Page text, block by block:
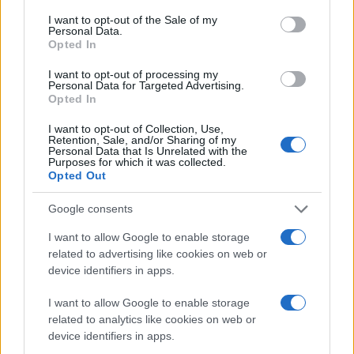
consent section.
I want to opt-out of the Sale of my
Personal Data.
Opted In
I want to opt-out of processing my
Personal Data for Targeted Advertising.
Opted In
I want to opt-out of Collection, Use,
Retention, Sale, and/or Sharing of my
Personal Data that Is Unrelated with the
Purposes for which it was collected.
Opted Out
Google consents
I want to allow Google to enable storage
related to advertising like cookies on web or
device identifiers in apps.
I want to allow Google to enable storage
related to analytics like cookies on web or
device identifiers in apps.
κατάφεραν να εντοπίσουν τον πρώτο εκλεκτικό
ανταγωνιστή α2B-adrenoceptors παγκοσμίως. Το
μόριο αυτό αποτέλεσε τη βάση για το ADRIANA, το
οποίο σε πειράματα σε ζώα έδειξε ισχυρή
αποτελεσματικότητα και καλή ανοχή.
Η μετάβαση από τις προκλινικές μελέτες στις δοκιμές
Hospital πραγματοποιήθηκαν δύο στάδια κλινικών
ερευνών. Στην πρώτη φάση, σε υγιείς εθελοντές,
σε ασθενείς που είχαν υποβληθεί σε χειρουργική
επέμβαση για καρκίνο του πνεύμονα, εξετάστηκε η
αναλγητική του δράση. Και στις δύο περιπτώσεις τα